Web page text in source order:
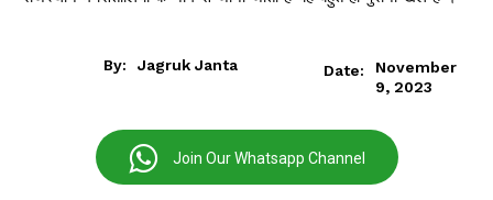
By: Jagruk Janta Date:
November
9, 2023
Join Our Whatsapp Channel